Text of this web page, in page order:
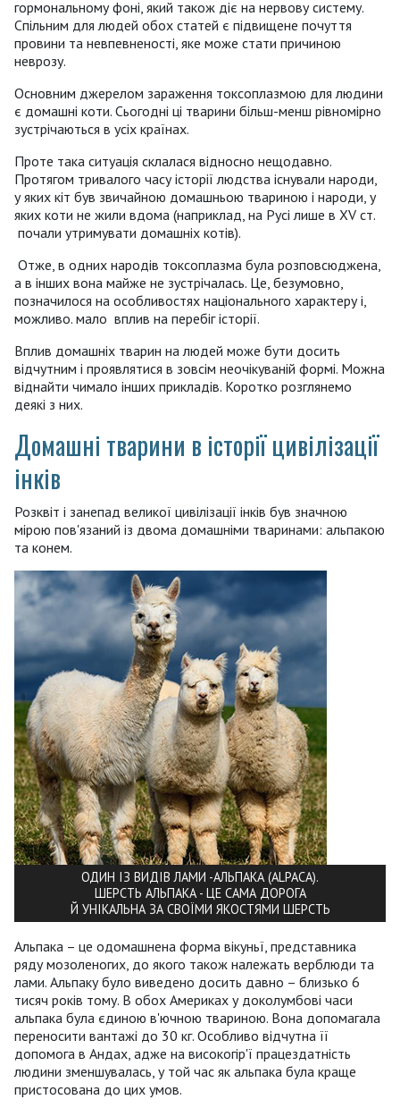
гормональному фоні, який також діє на нервову систему.
Спільним для людей обох статей є підвищене почуття
провини та невпевненості, яке може стати причиною
неврозу.
Основним джерелом зараження токсоплазмою для людини
є домашні коти. Сьогодні ці тварини більш-менш рівномірно
зустрічаються в усіх країнах.
Проте така ситуація склалася відносно нещодавно.
Протягом тривалого часу історії людства існували народи,
у яких кіт був звичайною домашньою твариною і народи, у
яких коти не жили вдома (наприклад, на Русі лише в XV ст.
почали утримувати домашніх котів).
Отже, в одних народів токсоплазма була розповсюджена,
а в інших вона майже не зустрічалась. Це, безумовно,
позначилося на особливостях національного характеру і,
можливо. мало вплив на перебіг історії.
Вплив домашніх тварин на людей може бути досить
відчутним і проявлятися в зовсім неочікуваній формі. Можна
віднайти чимало інших прикладів. Коротко розглянемо
деякі з них.
Домашні тварини в історії цивілізації
інків
Розквіт і занепад великої цивілізації інків був значною
мірою пов'язаний із двома домашніми тваринами: альпакою
та конем.
ОДИН ІЗ ВИДІВ ЛАМИ -АЛЬПАКА (ALPACA).
ШЕРСТЬ АЛЬПАКА - ЦЕ САМА ДОРОГА
Й УНІКАЛЬНА ЗА СВОЇМИ ЯКОСТЯМИ ШЕРСТЬ
Альпака – це одомашнена форма вікуньї, представника
ряду мозоленогих, до якого також належать верблюди та
лами. Альпаку було виведено досить давно – близько 6
тисяч років тому. В обох Америках у доколумбові часи
альпака була єдиною в'ючною твариною. Вона допомагала
переносити вантажі до 30 кг. Особливо відчутна її
допомога в Андах, адже на високогір'ї працездатність
людини зменшувалась, у той час як альпака була краще
пристосована до цих умов.